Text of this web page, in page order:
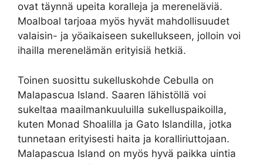
ovat täynnä upeita koralleja ja mereneläviä.
Moalboal tarjoaa myös hyvät mahdollisuudet
valaisin- ja yöaikaiseen sukellukseen, jolloin voi
ihailla merenelämän erityisiä hetkiä.
Toinen suosittu sukelluskohde Cebulla on
Malapascua Island. Saaren lähistöllä voi
sukeltaa maailmankuuluilla sukelluspaikoilla,
kuten Monad Shoalilla ja Gato Islandilla, jotka
tunnetaan erityisesti haita ja koralliriuttojaan.
Malapascua Island on myös hyvä paikka uintia